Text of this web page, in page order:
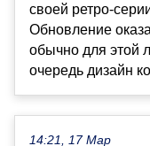
своей ретро-
Обновление
обычно для этой
очередь дизайн
14:21, 17 Мар